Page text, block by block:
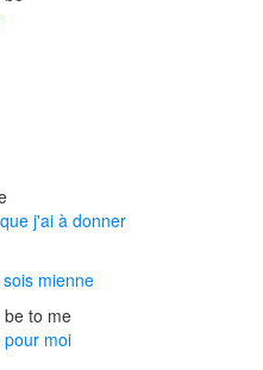
j'ai à donner
mienne
be to me
moi